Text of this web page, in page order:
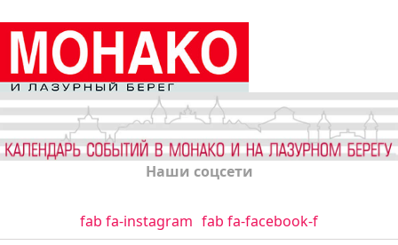
Наши соцсети
fab fa-instagram fab fa-facebook-f